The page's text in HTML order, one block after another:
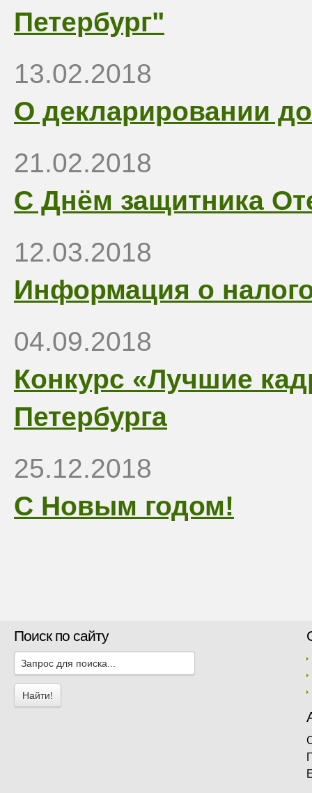
Петербург"
13.02.2018
О декларировании
21.02.2018
С Днём защитника
12.03.2018
Информация о
04.09.2018
Конкурс «Лучшие
Петербурга
25.12.2018
С Новым годом!
Поиск по сайту